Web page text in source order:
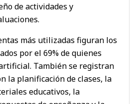
de actividades y
más utilizadas figuran los
por el 69% de quienes
También se registran
la planificación de clases, la
educativos, la